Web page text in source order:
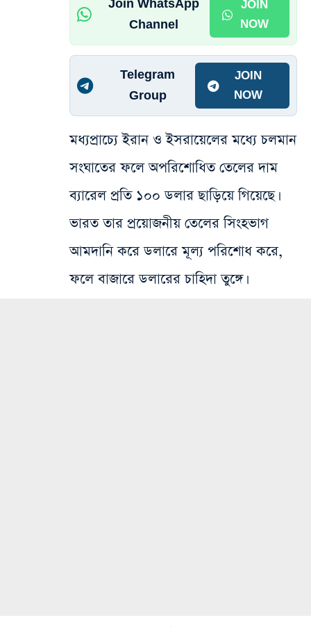
Join WhatsApp
Channel
JOIN
NOW
Telegram
Group
JOIN
NOW
মধ্যপ্রাচ্যে ইরান ও ইসরায়েলের মধ্যে চলমান
সংঘাতের ফলে অপরিশোধিত তেলের দাম
ব্যারেল প্রতি ১০০ ডলার ছাড়িয়ে গিয়েছে।
ভারত তার প্রয়োজনীয় তেলের সিংহভাগ
আমদানি করে ডলারে মূল্য পরিশোধ করে,
ফলে বাজারে ডলারের চাহিদা তুঙ্গে।